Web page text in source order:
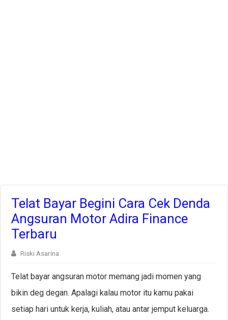
Telat Bayar Begini Cara Cek Denda
Angsuran Motor Adira Finance
Terbaru
Riski Asarina
Telat bayar angsuran motor memang jadi momen yang
bikin deg degan. Apalagi kalau motor itu kamu pakai
setiap hari untuk kerja, kuliah, atau antar jemput keluarga.